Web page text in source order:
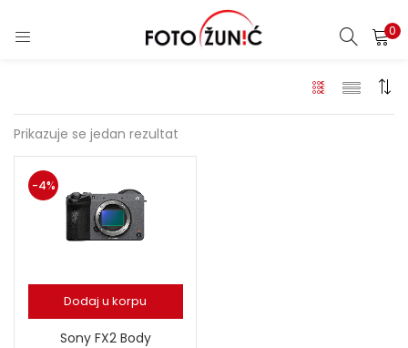
0
Prikazuje se jedan rezultat
Dodaj u korpu
Sony FX2 Body
-4%